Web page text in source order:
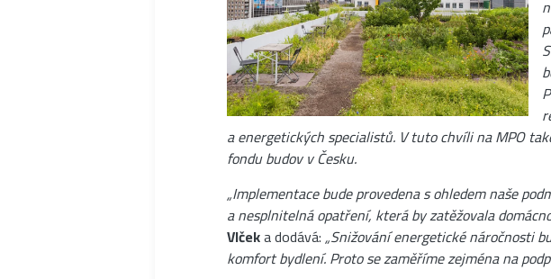
a energetických specialistů. V tuto chvíli na MPO
fondu budov v Česku.
„Implementace bude provedena s ohledem naše
a nesplnitelná opatření, která by zatěžovala
Vlčeka dodává:„Snižování energetické náročnosti
komfort bydlení. Proto se zaměříme zejména na